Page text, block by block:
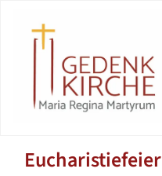
Eucharistiefeier